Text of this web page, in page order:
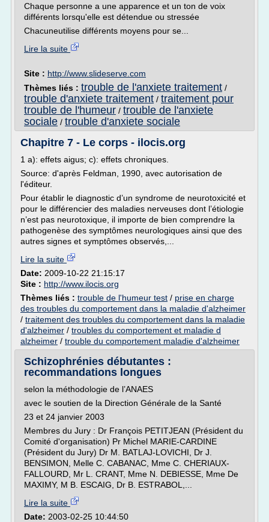
Chaque personne a une apparence et un ton de voix
différents lorsqu'elle est détendue ou stressée
Chacuneutilise différents moyens pour se...
Lire la suite
Site : http://www.slideserve.com
Thèmes liés : trouble de l'anxiete traitement /
trouble d'anxiete traitement / traitement pour
trouble de l'humeur / trouble de l'anxiete
sociale / trouble d'anxiete sociale
Chapitre 7 - Le corps - ilocis.org
1 a): effets aigus; c): effets chroniques.
Source: d'après Feldman, 1990, avec autorisation de
l'éditeur.
Pour établir le diagnostic d’un syndrome de neurotoxicité et
pour le différencier des maladies nerveuses dont l’étiologie
n’est pas neurotoxique, il importe de bien comprendre la
pathogenèse des symptômes neurologiques ainsi que des
autres signes et symptômes observés,...
Lire la suite
Date: 2009-10-22 21:15:17
Site : http://www.ilocis.org
Thèmes liés : trouble de l'humeur test / prise en charge
des troubles du comportement dans la maladie d'alzheimer
/ traitement des troubles du comportement dans la maladie
d'alzheimer / troubles du comportement et maladie d
alzheimer / trouble du comportement maladie d'alzheimer
Schizophrénies débutantes :
recommandations longues
selon la méthodologie de l’ANAES
avec le soutien de la Direction Générale de la Santé
23 et 24 janvier 2003
Membres du Jury : Dr François PETITJEAN (Président du
Comité d'organisation) Pr Michel MARIE-CARDINE
(Président du Jury) Dr M. BATLAJ-LOVICHI, Dr J.
BENSIMON, Melle C. CABANAC, Mme C. CHERIAUX-
FALLOURD, Mr L. CRANT, Mme N. DEBIESSE, Mme De
MAXIMY, M B. ESCAIG, Dr B. ESTRABOL,...
Lire la suite
Date: 2003-02-25 10:44:50